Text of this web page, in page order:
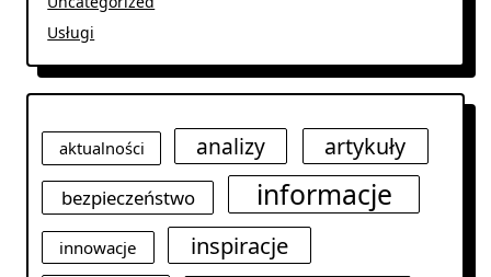
Usługi
aktualności analizy artykuły
bezpieczeństwo informacje
innowacje inspiracje